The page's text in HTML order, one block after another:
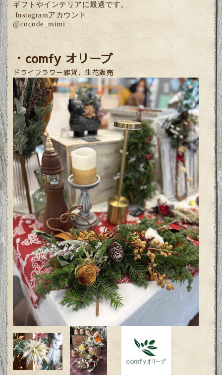
ギフトやインテリアに最適です。
Instagramアカウント
@cocode
_mimi
・comfy オリーブ
ドライフラワー雑貨、生花販売